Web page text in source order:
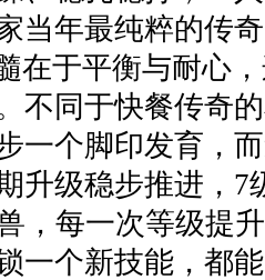
当年最纯粹的传
在于平衡与耐心
不同于快餐传奇
一个脚印发育，
升级稳步推进，7
，每一次等级提
一个新技能，都